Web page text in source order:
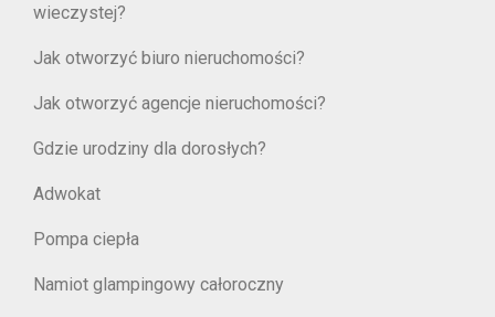
wieczystej?
Jak otworzyć biuro nieruchomości?
Jak otworzyć agencje nieruchomości?
Gdzie urodziny dla dorosłych?
Adwokat
Pompa ciepła
Namiot glampingowy całoroczny